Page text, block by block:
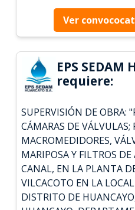
Ver
EPS SEDAM
requiere:
SUPERVISIÓN DE OBRA:
CÁMARAS DE
MACROMEDIDORES,
MARIPOSA Y FILTROS
CANAL, EN LA PLANTA
VILCACOTO EN LA
DISTRITO DE